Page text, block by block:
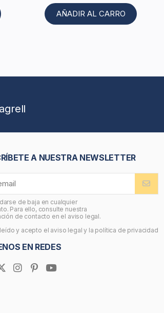
AÑADIR AL CARRO
A NUESTRA NEWSLETTER
de baja en cualquier
Para ello, consulte nuestra
de contacto en el aviso legal.
y acepto el aviso legal y la política de privacidad
EN REDES